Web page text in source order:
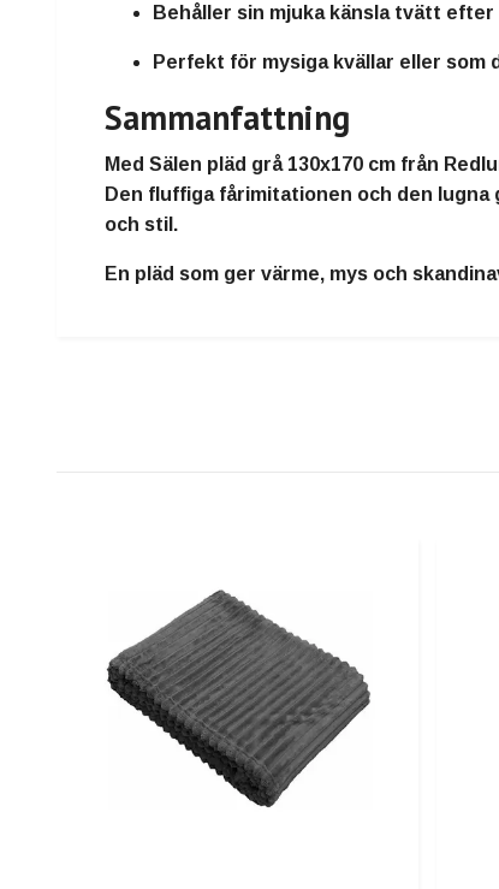
Behåller sin mjuka känsla tvätt
Perfekt för mysiga kvällar eller som
Sammanfattning
Med Sälen pläd grå 130x170 cm från
Den fluffiga fårimitationen och den lugna
och stil.
En pläd som ger värme, mys och